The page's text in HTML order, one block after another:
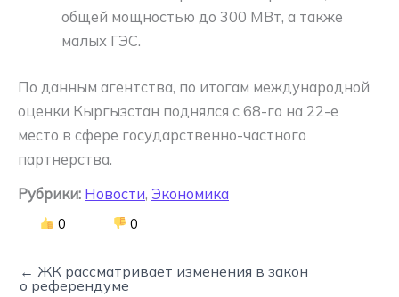
общей мощностью до 300 МВт, а также
малых ГЭС.
По данным агентства, по итогам международной
оценки Кыргызстан поднялся с 68-го на 22-е
место в сфере государственно-частного
партнерства.
Рубрики: Новости, Экономика
0 0
← ЖК рассматривает изменения в закон
о референдуме